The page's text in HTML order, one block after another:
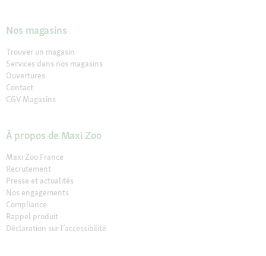
Nos magasins
Trouver un magasin
Services dans nos magasins
Ouvertures
Contact
CGV Magasins
À propos de Maxi Zoo
Maxi Zoo France
Recrutement
Presse et actualités
Nos engagements
Compliance
Rappel produit
Déclaration sur l’accessibilité